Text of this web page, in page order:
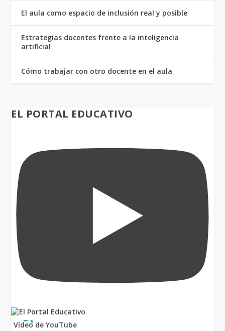
El aula como espacio de inclusión real y posible
Estrategias docentes frente a la inteligencia
artificial
Cómo trabajar con otro docente en el aula
EL PORTAL EDUCATIVO
Vídeo de YouTube